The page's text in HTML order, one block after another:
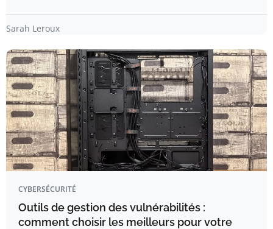
Sarah Leroux
CYBERSÉCURITÉ
Outils de gestion des vulnérabilités :
comment choisir les meilleurs pour votre